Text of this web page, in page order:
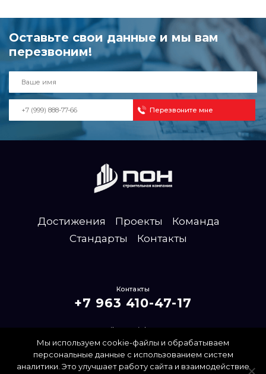
Мы используем cookie-файлы и обрабатываем
персональные данные с использованием систем
аналитики. Это улучшает работу сайта и взаимодействие
Оставьте свои данные и мы вам
перезвоним!
Контакты
+7 963 410-47-17
mailpon@inbox.ru
Политика конфиденциальности
Достижения Проекты
Команда
Стандарты
Контакты